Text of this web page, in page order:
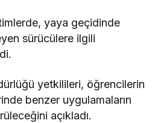
yaya geçidinde
sürücülere ilgili
yetkilileri, öğrencilerin
benzer uygulamaların
açıkladı.